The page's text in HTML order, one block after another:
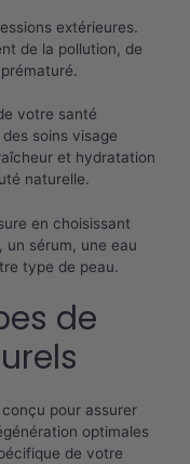
extérieures.
de la pollution, de
votre santé
soins visage
et hydratation
naturelle.
en choisissant
un sérum, une eau
type de peau.
de
pour assurer
optimales
de votre